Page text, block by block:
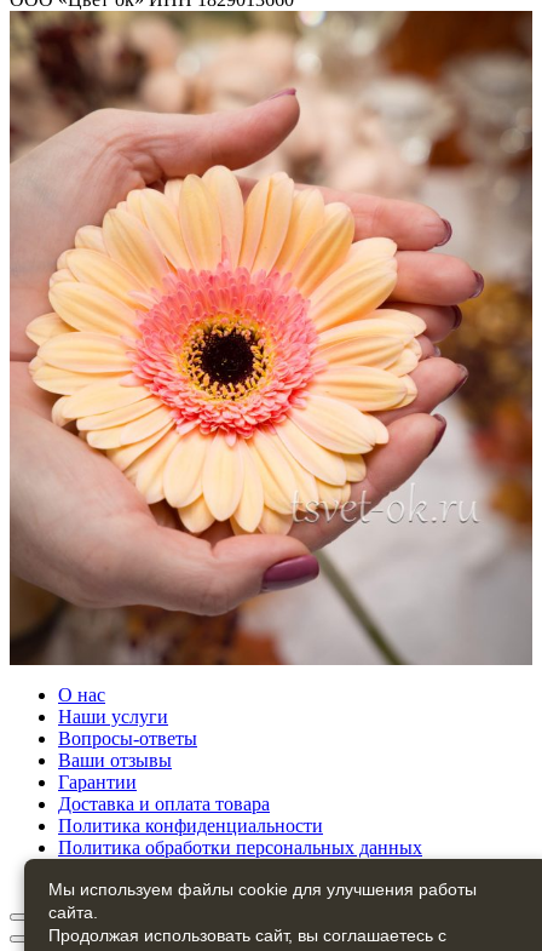
О нас
Наши услуги
Вопросы-ответы
Ваши отзывы
Гарантии
Доставка и оплата товара
Политика конфиденциальности
Политика обработки персональных данных
Мы используем файлы cookie для улучшения работы
сайта.
Продолжая использовать сайт, вы соглашаетесь с